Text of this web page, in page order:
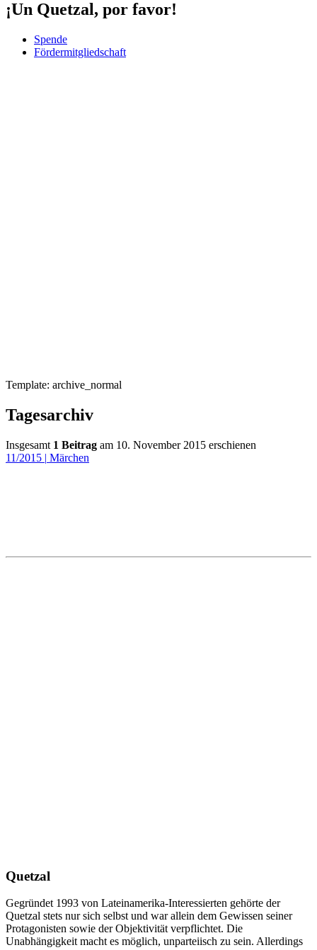
¡Un Quetzal, por favor!
Spende
Fördermitgliedschaft
Template: archive_normal
Tagesarchiv
Insgesamt 1 Beitrag am 10. November 2015 erschienen
11/2015 | Märchen
Quetzal
Gegründet 1993 von Lateinamerika-Interessierten gehörte der
Quetzal stets nur sich selbst und war allein dem Gewissen seiner
Protagonisten sowie der Objektivität verpflichtet. Die
Unabhängigkeit macht es möglich, unparteiisch zu sein. Allerdings